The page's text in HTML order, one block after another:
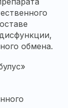
обмена.